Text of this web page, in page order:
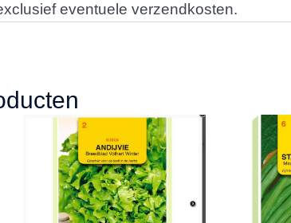
eventuele verzendkosten.